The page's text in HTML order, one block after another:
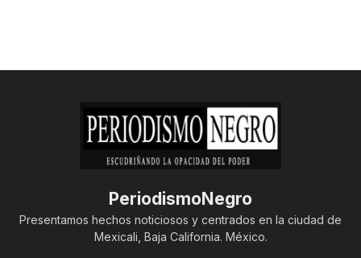
PeriodismoNegro
Presentamos hechos noticiosos y centrados en la ciudad de
Mexicali, Baja California. México.